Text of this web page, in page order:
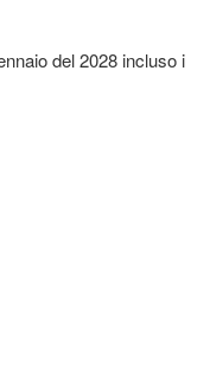
del 2028 incluso i